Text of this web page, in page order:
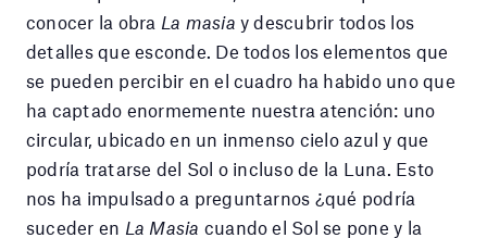
conocer la obra La masia y descubrir todos los
detalles que esconde. De todos los elementos que
se pueden percibir en el cuadro ha habido uno que
ha captado enormemente nuestra atención: uno
circular, ubicado en un inmenso cielo azul y que
podría tratarse del Sol o incluso de la Luna. Esto
nos ha impulsado a preguntarnos ¿qué podría
suceder en La Masia cuando el Sol se pone y la